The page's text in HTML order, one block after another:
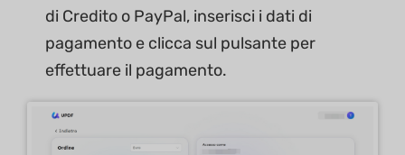
di Credito o PayPal, inserisci i dati di
pagamento e clicca sul pulsante per
effettuare il pagamento.